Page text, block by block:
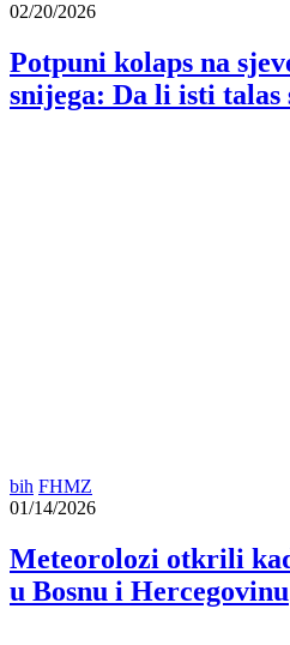
02/20/2026
Potpuni kolaps na
snijega: Da li isti talas
bih FHMZ
01/14/2026
Meteorolozi otkrili
u Bosnu i Hercegovinu